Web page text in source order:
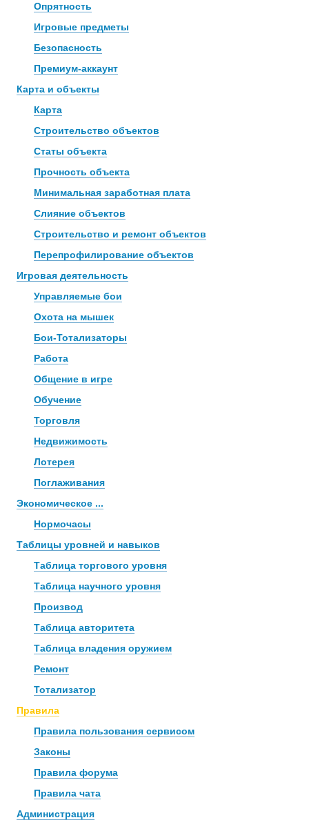
Опрятность
Игровые предметы
Безопасность
Премиум-аккаунт
Карта и объекты
Карта
Строительство объектов
Статы объекта
Прочность объекта
Минимальная заработная плата
Слияние объектов
Строительство и ремонт объектов
Перепрофилирование объектов
Игровая деятельность
Управляемые бои
Охота на мышек
Бои-Тотализаторы
Работа
Общение в игре
Обучение
Торговля
Недвижимость
Лотерея
Поглаживания
Экономическое ...
Нормочасы
Таблицы уровней и навыков
Таблица торгового уровня
Таблица научного уровня
Производ
Таблица авторитета
Таблица владения оружием
Ремонт
Тотализатор
Правила
Правила пользования сервисом
Законы
Правила форума
Правила чата
Администрация